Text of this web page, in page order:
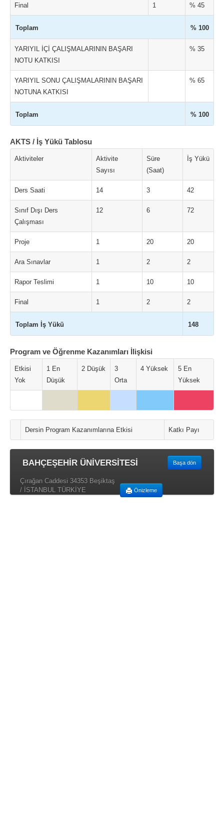
Final 1 % 45
Toplam % 100
YARIYIL İÇİ ÇALIŞMALARININ BAŞARI
NOTU KATKISI
% 35
YARIYIL SONU ÇALIŞMALARININ BAŞARI
NOTUNA KATKISI
% 65
Toplam % 100
AKTS / İş Yükü Tablosu
Aktiviteler
Aktivite
Sayısı
Süre
(Saat)
İş Yükü
Ders Saati 14 3 42
Sınıf Dışı Ders
Çalışması
12 6 72
Proje 1 20 20
Ara Sınavlar 1 2 2
Rapor Teslimi 1 10 10
Final 1 2 2
Toplam İş Yükü 148
Program ve Öğrenme Kazanımları İlişkisi
Etkisi
Yok
1 En
Düşük
2 Düşük
3
Orta
4 Yüksek
5 En
Yüksek
Dersin Program Kazanımlarına Etkisi Katkı Payı
BAHÇEŞEHİR ÜNİVERSİTESİ Başa dön
Önizleme
Çırağan Caddesi 34353 Beşiktaş
/ İSTANBUL TÜRKİYE